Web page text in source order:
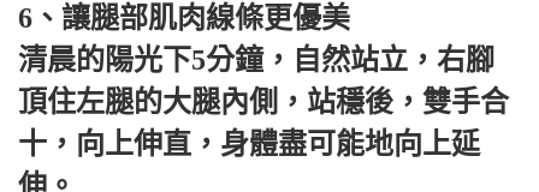
6、讓腿部肌肉線條更優美
清晨的陽光下5分鐘，自然站立，右腳
頂住左腿的大腿內側，站穩後，雙手合
十，向上伸直，身體盡可能地向上延